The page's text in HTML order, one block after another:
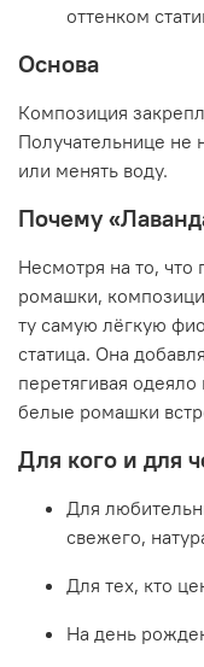
оттенком
Основа
Композиция
Получательнице не
или менять воду.
Почему
Несмотря на то,
ромашки,
ту самую лёгкую
статица. Она
перетягивая
белые ромашки
Для кого и для
Для
свежего,
Для тех, кто
На день